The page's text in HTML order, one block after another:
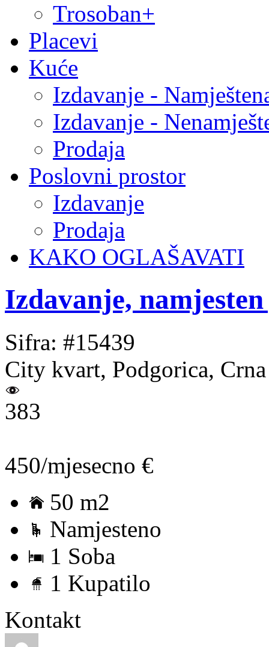
Trosoban+
Placevi
Kuće
Izdavanje -
Izdavanje -
Prodaja
Poslovni prostor
Izdavanje
Prodaja
KAKO OGLAŠAVATI
Izdavanje,
Sifra: #15439
City kvart, Podgorica,
383
450/mjesecno €
50 m2
Namjesteno
1 Soba
1 Kupatilo
Kontakt